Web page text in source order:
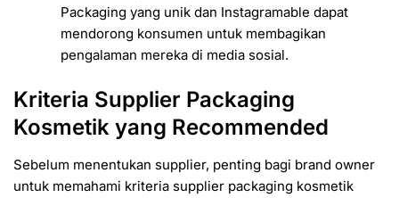
Packaging yang unik dan Instagramable dapat
mendorong konsumen untuk membagikan
pengalaman mereka di media sosial.
Kriteria Supplier Packaging
Kosmetik yang Recommended
Sebelum menentukan supplier, penting bagi brand owner
untuk memahami kriteria supplier packaging kosmetik